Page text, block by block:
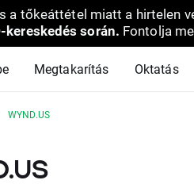
a tőkeáttétel miatt a hirtelen
kereskedés során. Fontolja
Megtakarítás Oktatás
WYND.US